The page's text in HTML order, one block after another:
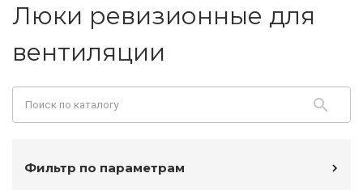
Люки ревизионные для
вентиляции
Фильтр по параметрам